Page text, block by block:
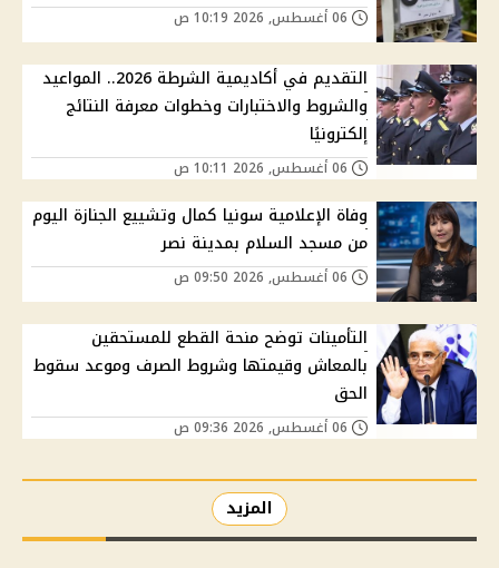
التقديم في أكاديمية الشرطة 2026.. المواعيد
والشروط والاختبارات وخطوات معرفة النتائج
إلكترونيًا
وفاة الإعلامية سونيا كمال وتشييع الجنازة اليوم
من مسجد السلام بمدينة نصر
التأمينات توضح منحة القطع للمستحقين
بالمعاش وقيمتها وشروط الصرف وموعد سقوط
الحق
المزيد